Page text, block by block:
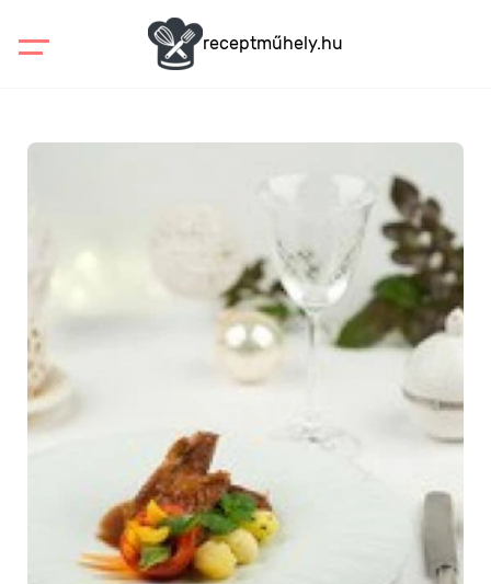
receptműhely.hu